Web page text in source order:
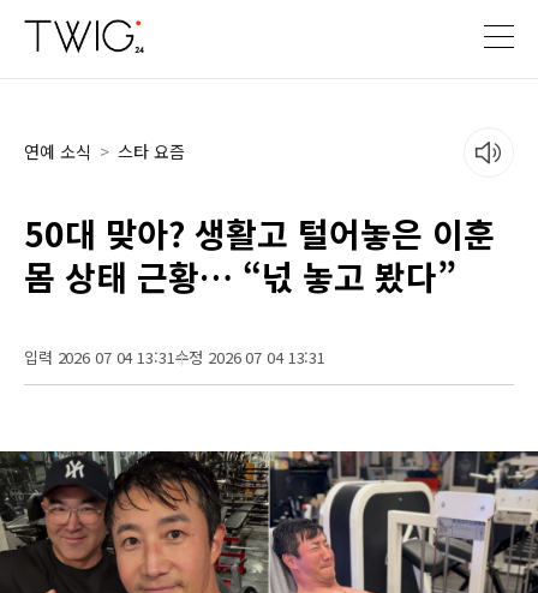
연예 소식 > 스타 요즘
50대 맞아? 생활고 털어놓은 이훈
몸 상태 근황… “넋 놓고 봤다”
입력 2026 07 04 13:31수정 2026 07 04 13:31